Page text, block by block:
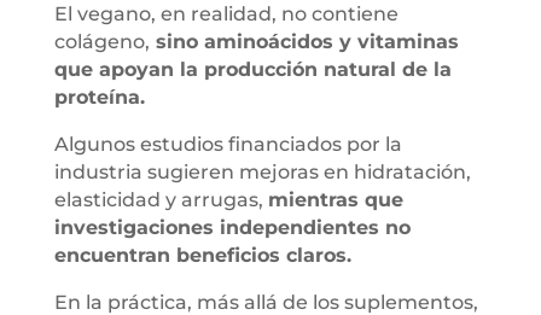
El vegano, en realidad, no contiene
colágeno, sino aminoácidos y vitaminas
que apoyan la producción natural de la
proteína.
Algunos estudios financiados por la
industria sugieren mejoras en hidratación,
elasticidad y arrugas, mientras que
investigaciones independientes no
encuentran beneficios claros.
En la práctica, más allá de los suplementos,